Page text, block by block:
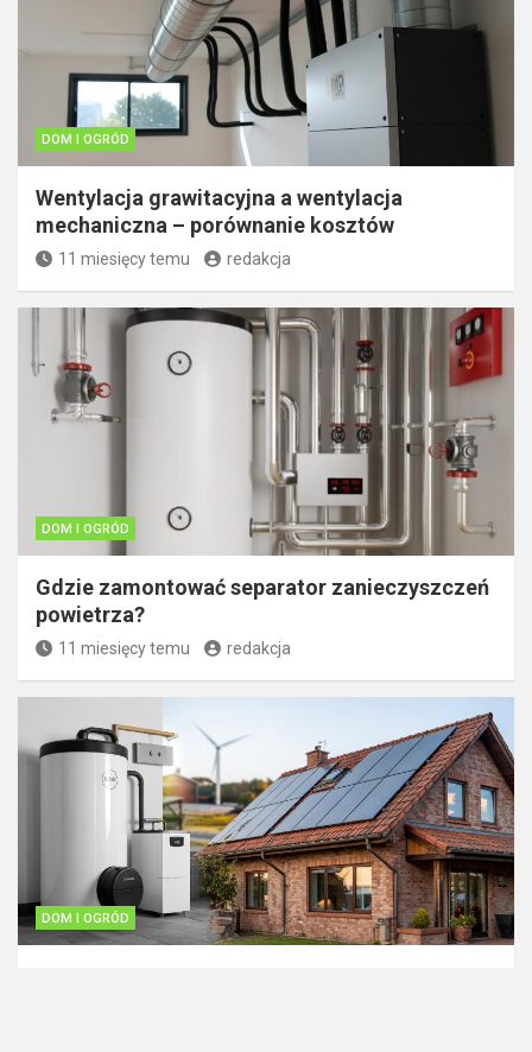
DOM I OGRÓD
Wentylacja grawitacyjna a wentylacja
mechaniczna – porównanie kosztów
11 miesięcy temu redakcja
DOM I OGRÓD
Gdzie zamontować separator zanieczyszczeń
powietrza?
11 miesięcy temu redakcja
DOM I OGRÓD